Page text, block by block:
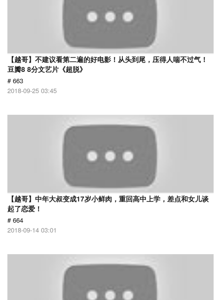
【越哥】不建议看第二遍的好电影！从头到尾，压得人喘不过气！
豆瓣8 8分文艺片《超脱》
# 663
2018-09-25 03:45
【越哥】中年大叔变成17岁小鲜肉，重回高中上学，差点和女儿谈
起了恋爱！
# 664
2018-09-14 03:01